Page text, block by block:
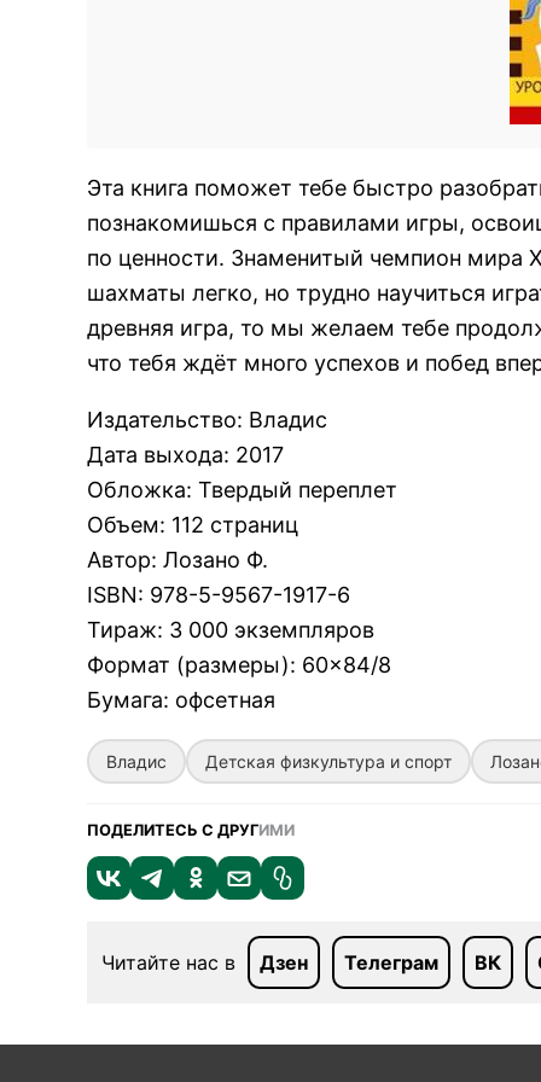
Эта книга поможет тебе быстро
познакомишься с правилами игры,
по ценности. Знаменитый чемпион мира
шахматы легко, но трудно научиться
древняя игра, то мы желаем тебе
что тебя ждёт много успехов и побед
Издательство: Владис
Дата выхода: 2017
Обложка: Твердый переплет
Объем: 112 страниц
Автор: Лозано Ф.
ISBN: 978-5-9567-1917-6
Тираж: 3 000 экземпляров
Формат (размеры): 60×84/8
Бумага: офсетная
Владис Детская физкультура и спорт
ПОДЕЛИТЕСЬ С ДРУГИМИ
Читайте нас в Дзен Телеграм ВК